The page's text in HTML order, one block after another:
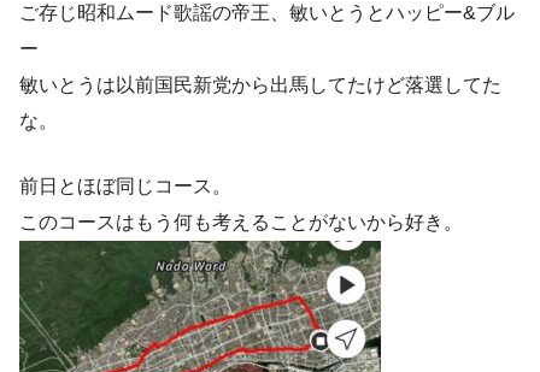
ご存じ昭和ムード歌謡の帝王、敏いとうとハッピー&ブル
ー
敏いとうは以前国民新党から出馬してたけど落選してた
な。
前日とほぼ同じコース。
このコースはもう何も考えることがないから好き。